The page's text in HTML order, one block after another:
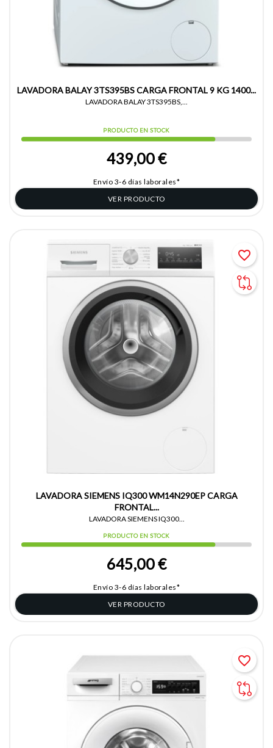
LAVADORA BALAY 3TS395BS CARGA FRONTAL 9 KG 1400...
LAVADORA BALAY 3TS395BS,...
PRODUCTO EN STOCK
439,00 €
Envío 3-6 días laborales*
VER PRODUCTO
LAVADORA SIEMENS IQ300 WM14N290EP CARGA
FRONTAL...
LAVADORA SIEMENS IQ300...
PRODUCTO EN STOCK
645,00 €
Envío 3-6 días laborales*
VER PRODUCTO
favorite_border
favorite_border